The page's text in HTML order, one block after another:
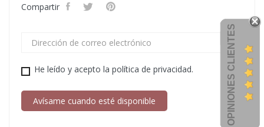
Compartir
He leído y acepto la política de privacidad.
Avísame cuando esté disponible OPINIONES CLIENTES